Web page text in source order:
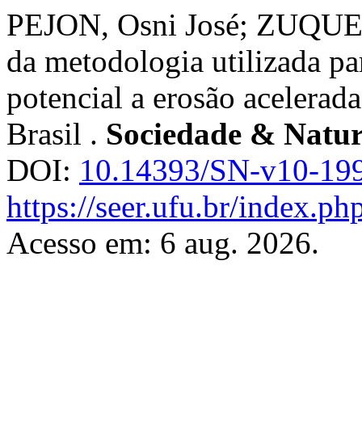
PEJON, Osni José;
da metodologia utilizada
potencial a erosão
Brasil . Sociedade &
DOI: 10.14393/SN-v10-
https://seer.ufu.br/
Acesso em: 6 aug. 2026.